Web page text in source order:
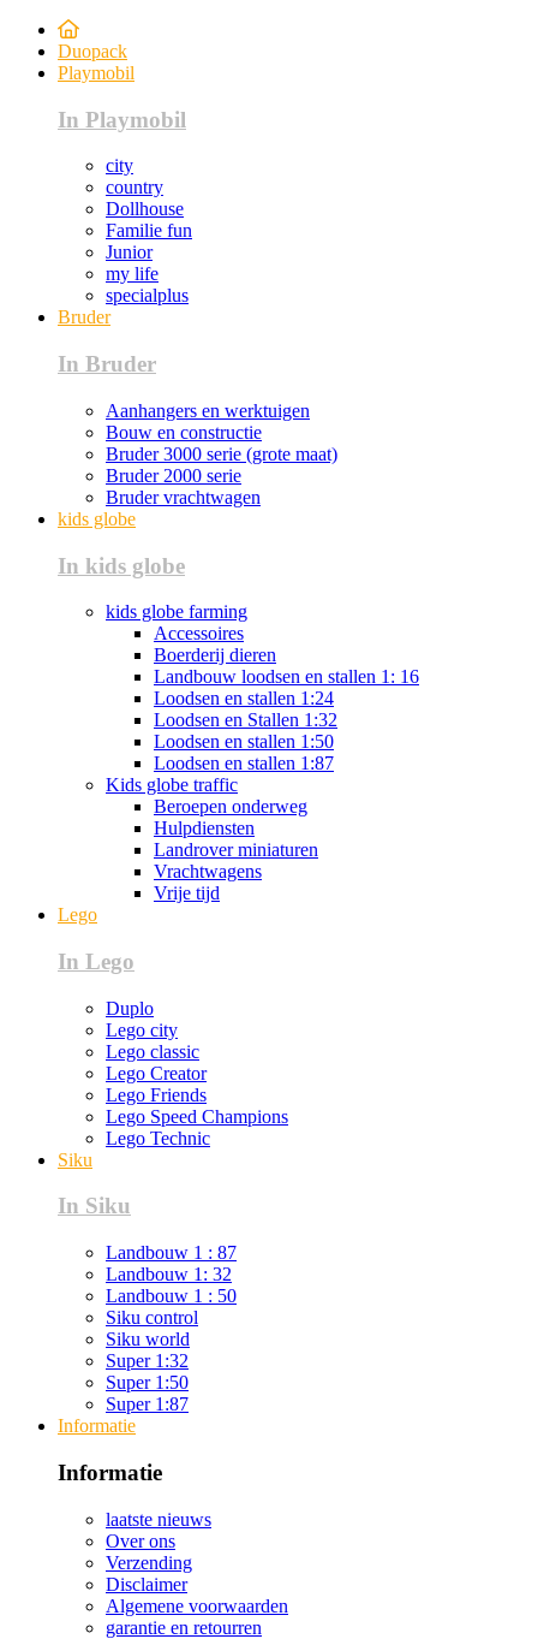
Duopack
Playmobil
In Playmobil
city
country
Dollhouse
Familie fun
Junior
my life
specialplus
Bruder
In Bruder
Aanhangers en werktuigen
Bouw en constructie
Bruder 3000 serie (grote maat)
Bruder 2000 serie
Bruder vrachtwagen
kids globe
In kids globe
kids globe farming
Accessoires
Boerderij dieren
Landbouw loodsen en stallen 1: 16
Loodsen en stallen 1:24
Loodsen en Stallen 1:32
Loodsen en stallen 1:50
Loodsen en stallen 1:87
Kids globe traffic
Beroepen onderweg
Hulpdiensten
Landrover miniaturen
Vrachtwagens
Vrije tijd
Lego
In Lego
Duplo
Lego city
Lego classic
Lego Creator
Lego Friends
Lego Speed Champions
Lego Technic
Siku
In Siku
Landbouw 1 : 87
Landbouw 1: 32
Landbouw 1 : 50
Siku control
Siku world
Super 1:32
Super 1:50
Super 1:87
Informatie
Informatie
laatste nieuws
Over ons
Verzending
Disclaimer
Algemene voorwaarden
garantie en retourren